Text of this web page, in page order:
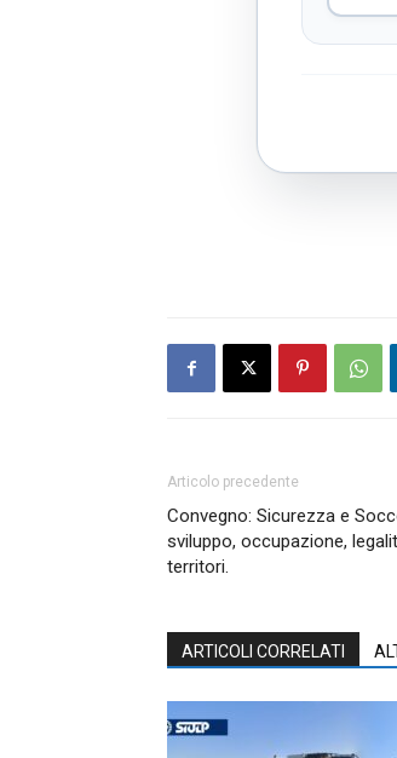
Articolo precedente
Convegno: Sicurezza e
sviluppo, occupazione,
territori.
ARTICOLI CORRELATI